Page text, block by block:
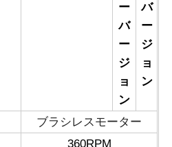
ー
バ
ー
ジ
ョ
ン
バ
ー
ジ
ョ
ン
ブラシレスモーター
360RPM